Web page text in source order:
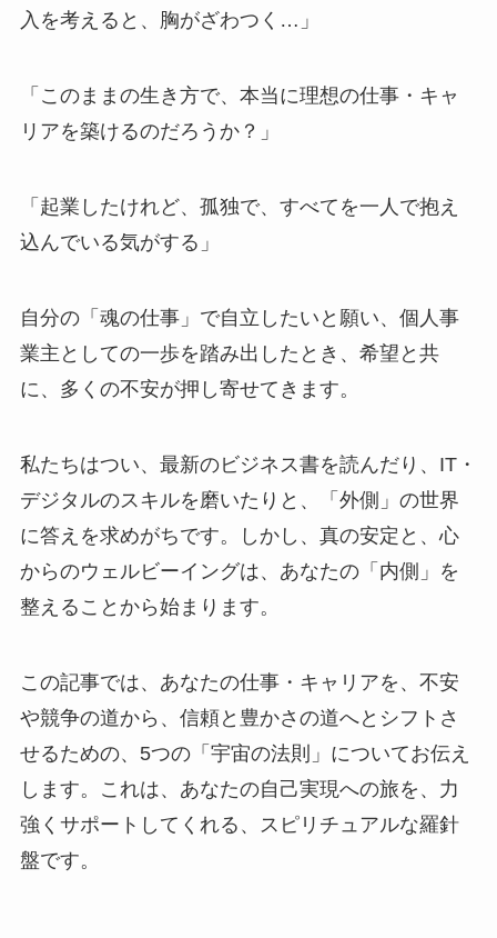
入を考えると、胸がざわつく…」
「このままの生き方で、本当に理想の仕事・キャ
リアを築けるのだろうか？」
「起業したけれど、孤独で、すべてを一人で抱え
込んでいる気がする」
自分の「魂の仕事」で自立したいと願い、個人事
業主としての一歩を踏み出したとき、希望と共
に、多くの不安が押し寄せてきます。
私たちはつい、最新のビジネス書を読んだり、IT・
デジタルのスキルを磨いたりと、「外側」の世界
に答えを求めがちです。しかし、真の安定と、心
からのウェルビーイングは、あなたの「内側」を
整えることから始まります。
この記事では、あなたの仕事・キャリアを、不安
や競争の道から、信頼と豊かさの道へとシフトさ
せるための、5つの「宇宙の法則」についてお伝え
します。これは、あなたの自己実現への旅を、力
強くサポートしてくれる、スピリチュアルな羅針
盤です。